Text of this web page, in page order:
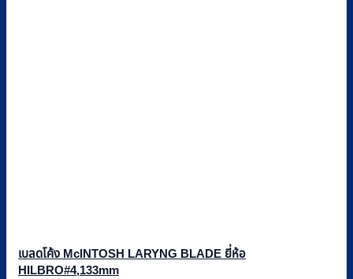
เบลดโค้ง McINTOSH LARYNG BLADE ยี่ห้อ
HILBRO#4,133mm